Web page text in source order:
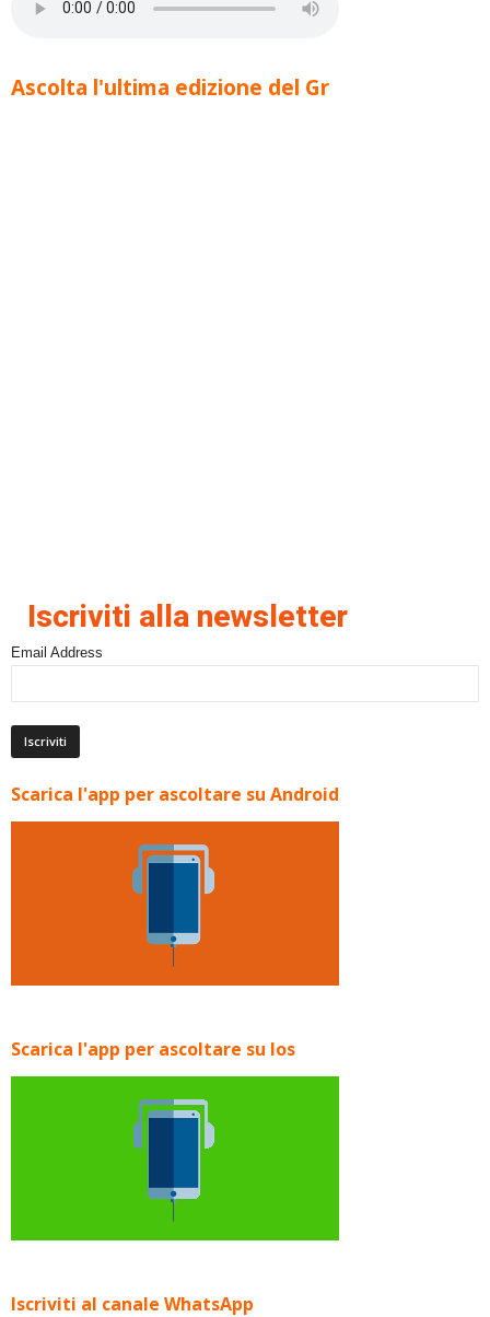
Ascolta l'ultima edizione del Gr
Iscriviti alla newsletter
Email Address
Scarica l'app per ascoltare su Android
Scarica l'app per ascoltare su Ios
Iscriviti al canale WhatsApp